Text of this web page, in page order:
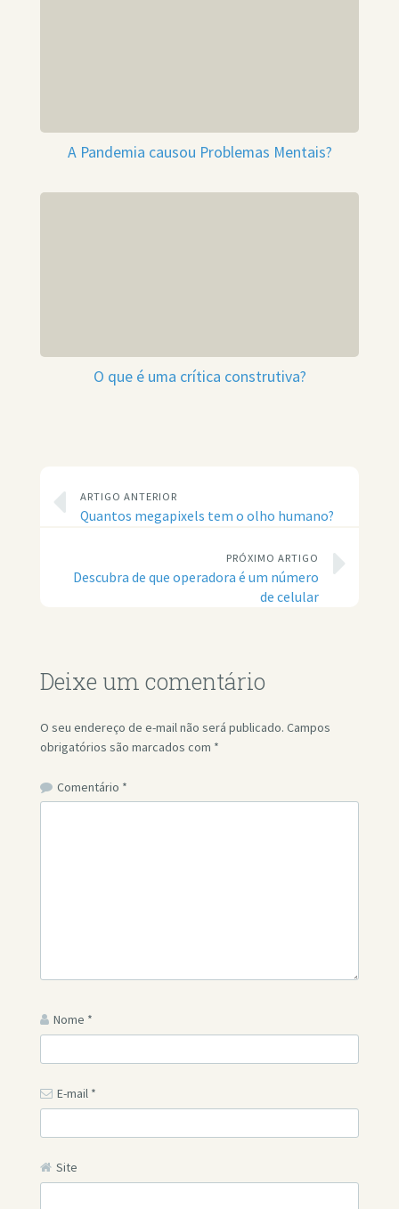
A Pandemia causou Problemas Mentais?
O que é uma crítica construtiva?
ARTIGO ANTERIOR
Quantos megapixels tem o olho humano?
PRÓXIMO ARTIGO
Descubra de que operadora é um número
de celular
Deixe um comentário
O seu endereço de e-mail não será publicado. Campos
obrigatórios são marcados com *
Comentário *
Nome *
E-mail *
Site